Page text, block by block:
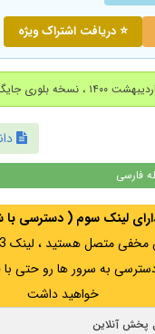
⭐ دریافت اشتراک ویژه
فارسی
لینک سوم ( دسترسی
به سرور ها رو حتی با
خواهید داشت
پخش آنلاین